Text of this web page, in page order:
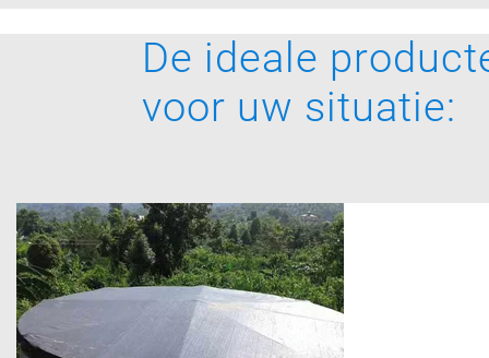
Nieuws
Duurzaamheid
Over ons
De ideale
voor uw situatie: